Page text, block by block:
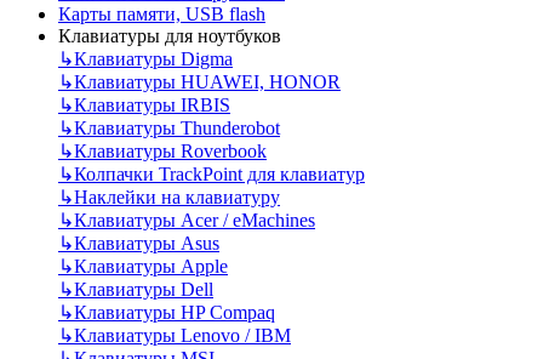
Карты памяти, USB flash
Клавиатуры для ноутбуков
↳Клавиатуры Digma
↳Клавиатуры HUAWEI, HONOR
↳Клавиатуры IRBIS
↳Клавиатуры Thunderobot
↳Клавиатуры Roverbook
↳Колпачки TrackPoint для клавиатур
↳Наклейки на клавиатуру
↳Клавиатуры Acer / eMachines
↳Клавиатуры Asus
↳Клавиатуры Apple
↳Клавиатуры Dell
↳Клавиатуры HP Compaq
↳Клавиатуры Lenovo / IBM